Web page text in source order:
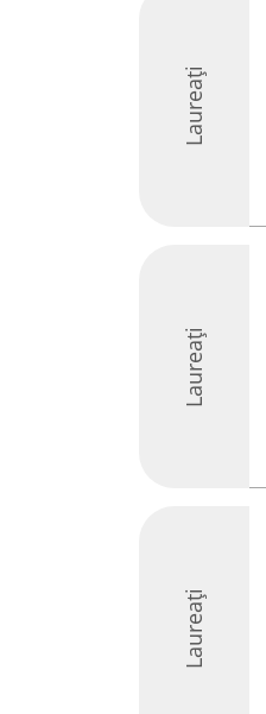
Laureați
Laureați
Laureați